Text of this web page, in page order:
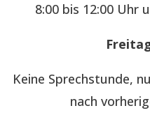
8:00 bis 12:00 Uhr
Keine Sprechstunde,
nach